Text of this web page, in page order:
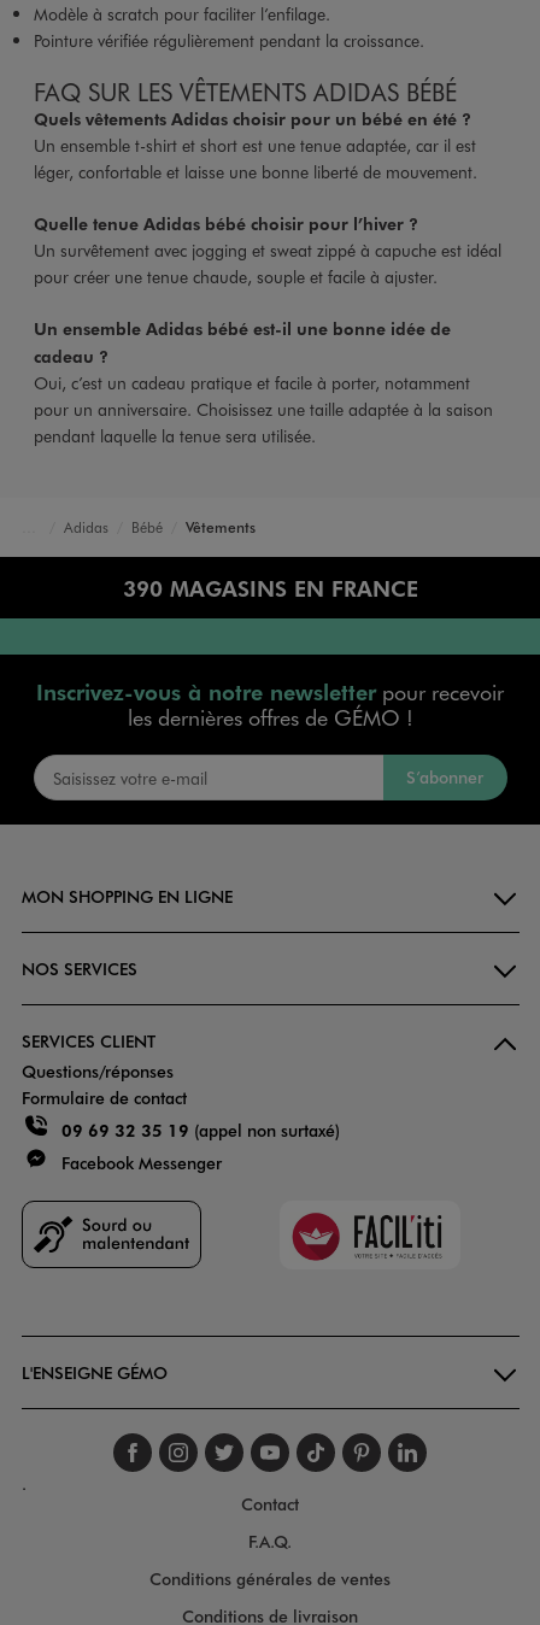
Modèle à scratch pour faciliter l’enfilage.
Pointure vérifiée régulièrement pendant la croissance.
FAQ SUR LES VÊTEMENTS ADIDAS BÉBÉ
Quels vêtements Adidas choisir pour un bébé en été ?
Un ensemble t-shirt et short est une tenue adaptée, car il est
léger, confortable et laisse une bonne liberté de mouvement.
Quelle tenue Adidas bébé choisir pour l’hiver ?
Un survêtement avec jogging et sweat zippé à capuche est idéal
pour créer une tenue chaude, souple et facile à ajuster.
Un ensemble Adidas bébé est-il une bonne idée de
cadeau ?
Oui, c’est un cadeau pratique et facile à porter, notamment
pour un anniversaire. Choisissez une taille adaptée à la saison
pendant laquelle la tenue sera utilisée.
Accueil
MarquesAdidas Bébé Vêtements
390 MAGASINS EN FRANCE
Inscrivez-vous à notre newsletterpour recevoir
les dernières offres de GÉMO !
S’abonner
MON SHOPPING EN LIGNE
NOS SERVICES
SERVICES CLIENT
Questions/réponses
Formulaire de contact
09 69 32 35 19 (appel non surtaxé)
Facebook Messenger
Faciliti
L'ENSEIGNE GÉMO
Suivez-nous sur
Suivez-nous sur
Suivez-nous sur
Suivez-nous
Suivez-nous
Suivez-
.
Contact
F.A.Q.
Conditions générales de ventes
Conditions de livraison